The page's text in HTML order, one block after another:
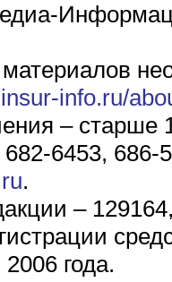
info.ru/
– старше
6453, 686-
.
–
года.